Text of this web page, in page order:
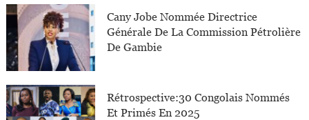
Cany Jobe Nommée Directrice
Générale De La Commission Pétrolière
De Gambie
Rétrospective:30 Congolais Nommés
Et Primés En 2025